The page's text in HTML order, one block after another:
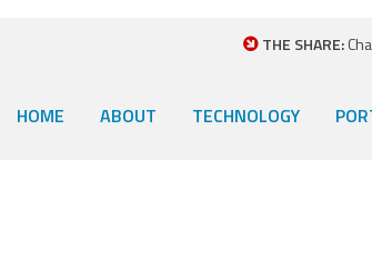
THE SHARE:
HOME ABOUT TECHNOLOGY